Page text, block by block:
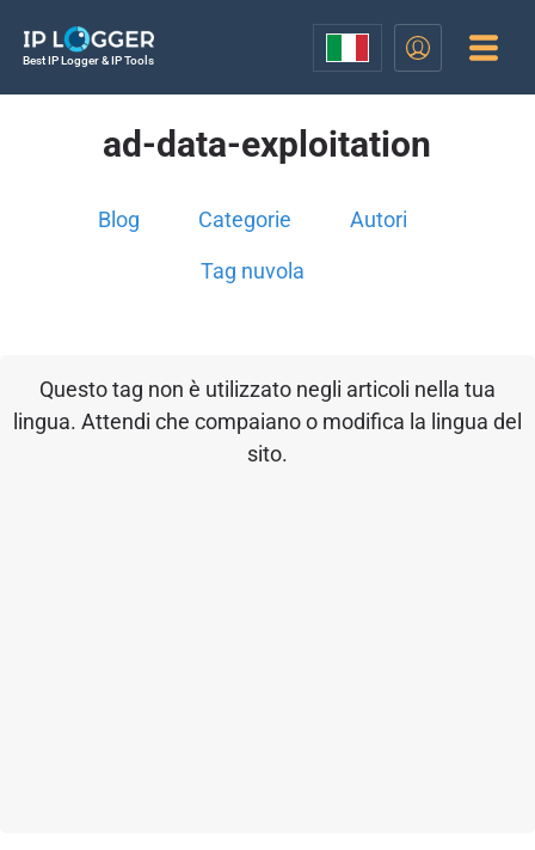
Best IP Logger & IP Tools
ad-data-exploitation
Blog Categorie Autori
Tag nuvola